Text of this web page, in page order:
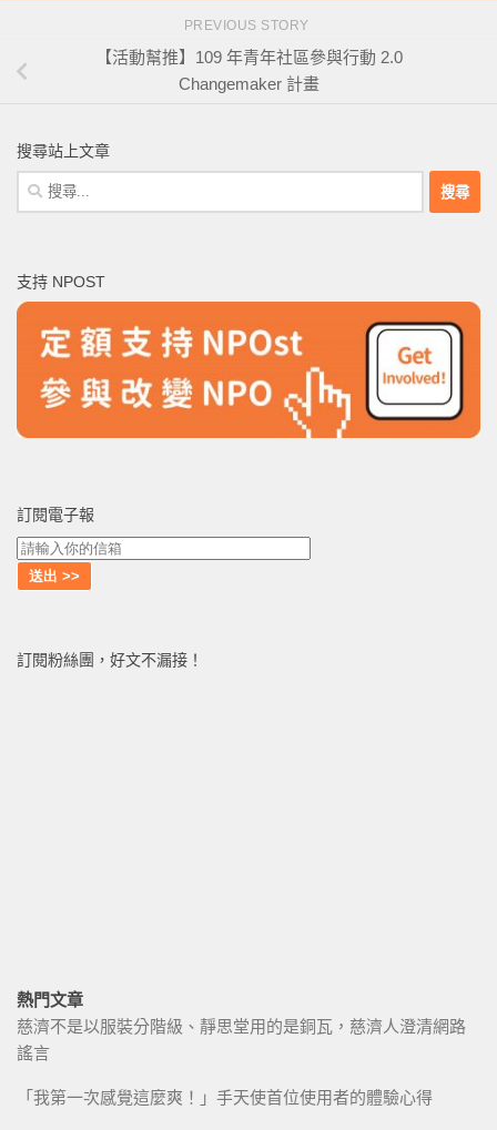
PREVIOUS STORY
【活動幫推】109 年青年社區參與行動 2.0
Changemaker 計畫
搜尋站上文章
搜
尋
字:
支持 NPOST
訂閱電子報
訂閱粉絲團，好文不漏接！
熱門文章
慈濟不是以服裝分階級、靜思堂用的是銅瓦，慈濟人澄清網路
謠言
「我第一次感覺這麼爽！」手天使首位使用者的體驗心得